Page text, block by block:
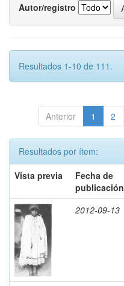
Autor/registro
Resultados 1-10 de 111.
Anterior 1 2
Resultados por ítem:
Vista previa
Fecha de
publicación
2012-09-13